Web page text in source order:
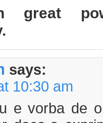
great
says:
10:30 am
e vorba de